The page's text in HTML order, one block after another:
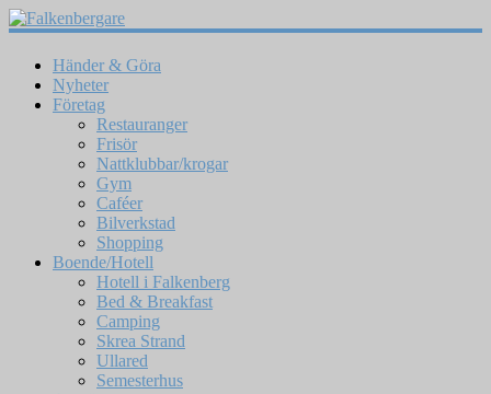
Händer & Göra
Nyheter
Företag
Restauranger
Frisör
Nattklubbar/krogar
Gym
Caféer
Bilverkstad
Shopping
Boende/Hotell
Hotell i Falkenberg
Bed & Breakfast
Camping
Skrea Strand
Ullared
Semesterhus